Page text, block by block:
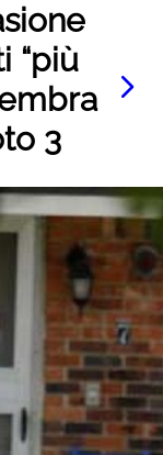
“più
3